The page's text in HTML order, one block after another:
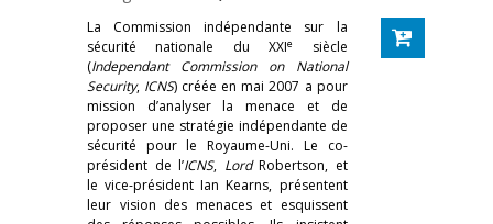
La Commission indépendante sur la
sécurité nationale du XXIe
siècle
(Independant Commission on National
Security, ICNS) créée en mai 2007 a pour
mission d’analyser la menace et de
proposer une stratégie indépendante de
sécurité pour le Royaume-Uni. Le co-
président de l’ICNS, LordRobertson, et
le vice-président Ian Kearns, présentent
leur vision des menaces et esquissent